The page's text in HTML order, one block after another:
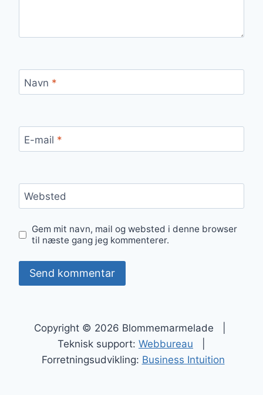
Navn *
E-mail *
Websted
Gem mit navn, mail og websted i denne browser
til næste gang jeg kommenterer.
Copyright © 2026 Blommemarmelade |
Teknisk support: Webbureau
Forretningsudvikling: Business Intuition